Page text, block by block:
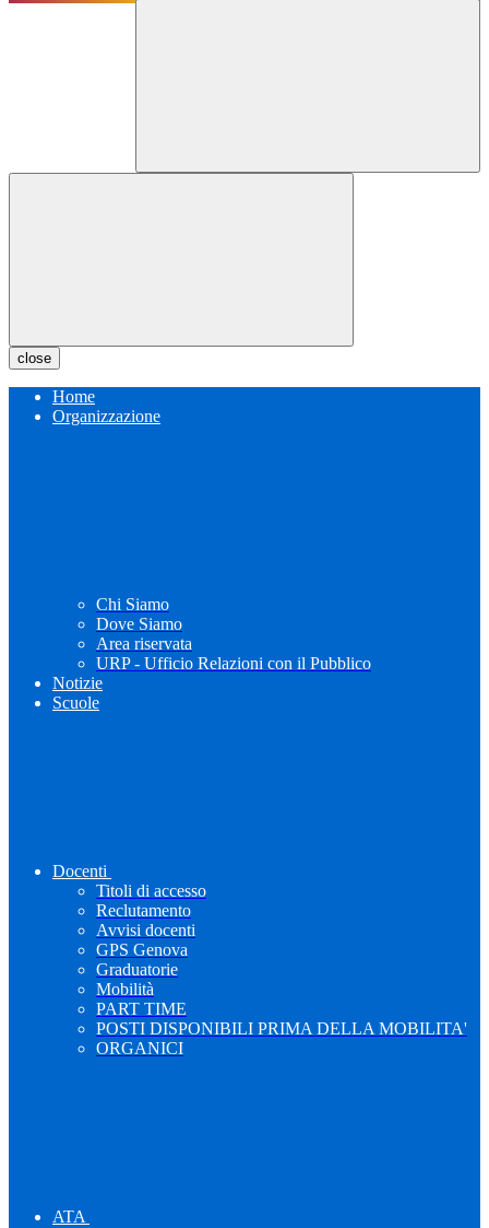
close
Home
Organizzazione
Chi Siamo
Dove Siamo
Area riservata
URP - Ufficio Relazioni con il Pubblico
Notizie
Scuole
Docenti
Titoli di accesso
Reclutamento
Avvisi docenti
GPS Genova
Graduatorie
Mobilità
PART TIME
POSTI DISPONIBILI PRIMA DELLA MOBILITA'
ORGANICI
ATA